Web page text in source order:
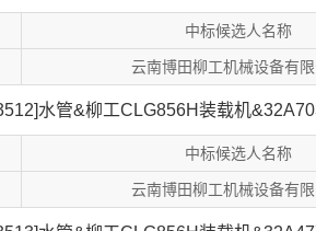
中标候选人名称
云南博田柳工机械设备有
水管&柳工CLG856H装载机
中标候选人名称
云南博田柳工机械设备有